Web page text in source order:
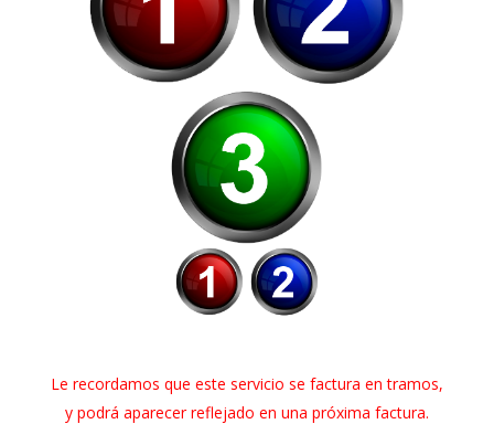
Le recordamos que este servicio se factura en tramos,
y podrá aparecer reflejado en una próxima factura.